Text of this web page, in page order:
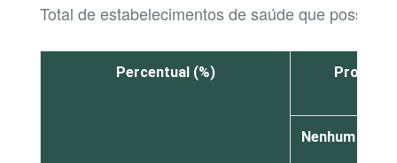
Total de estabelecimentos de saúde que
Percentual (%)
Nenhum